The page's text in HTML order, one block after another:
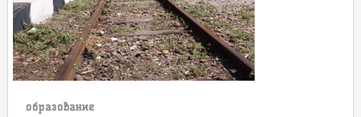
образование